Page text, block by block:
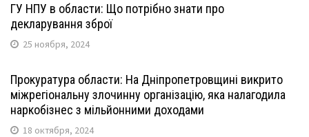
ГУ НПУ в области: Що потрібно знати про
декларування зброї
25 ноября, 2024
Прокуратура области: На Дніпропетровщині викрито
міжрегіональну злочинну організацію, яка налагодила
наркобізнес з мільйонними доходами
18 октября, 2024